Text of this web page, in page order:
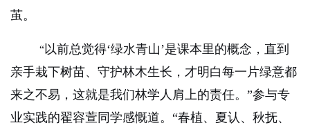
茧。
“以前总觉得‘绿水青山’是课本里的概念，直到
亲手栽下树苗、守护林木生长，才明白每一片绿意都
来之不易，这就是我们林学人肩上的责任。”参与专
业实践的翟容萱同学感慨道。“春植、夏认、秋抚、